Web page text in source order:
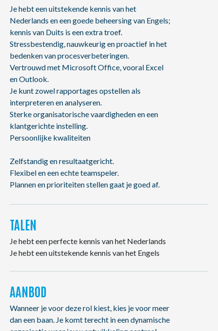
Je hebt een uitstekende kennis van het
Nederlands en een goede beheersing van Engels;
kennis van Duits is een extra troef.
Stressbestendig, nauwkeurig en proactief in het
bedenken van procesverbeteringen.
Vertrouwd met Microsoft Office, vooral Excel
en Outlook.
Je kunt zowel rapportages opstellen als
interpreteren en analyseren.
Sterke organisatorische vaardigheden en een
klantgerichte instelling.
Persoonlijke kwaliteiten
Zelfstandig en resultaatgericht.
Flexibel en een echte teamspeler.
Plannen en prioriteiten stellen gaat je goed af.
TALEN
Je hebt een perfecte kennis van het Nederlands
Je hebt een uitstekende kennis van het Engels
AANBOD
Wanneer je voor deze rol kiest, kies je voor meer
dan een baan. Je komt terecht in een dynamische